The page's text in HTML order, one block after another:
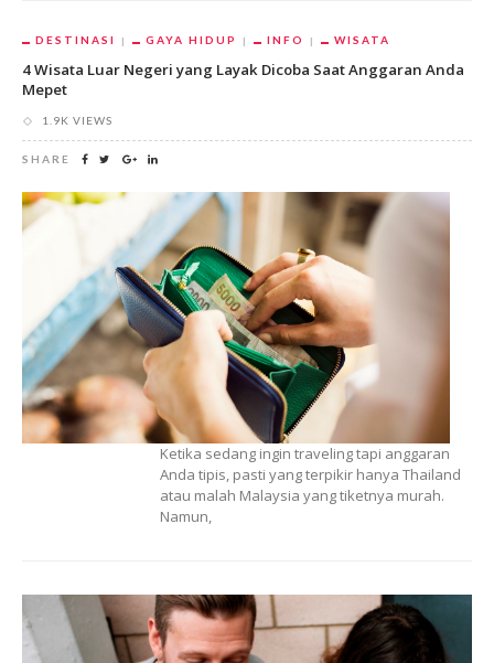
DESTINASI GAYA HIDUP INFO WISATA
4 Wisata Luar Negeri yang Layak Dicoba Saat Anggaran Anda
Mepet
1.9K VIEWS
SHARE
Ketika sedang ingin traveling tapi anggaran
Anda tipis, pasti yang terpikir hanya Thailand
atau malah Malaysia yang tiketnya murah.
Namun,